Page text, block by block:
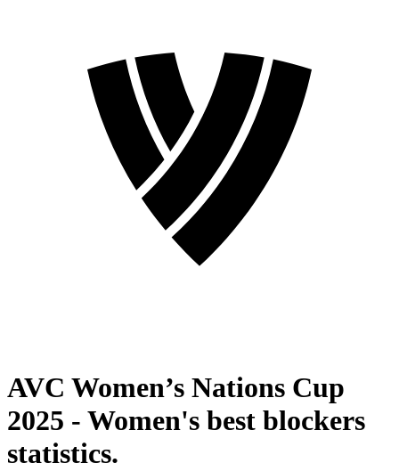
AVC Women’s Nations Cup
2025 - Women's best blockers
statistics.